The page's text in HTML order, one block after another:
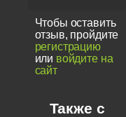
Чтобы оставить
отзыв, пройдите
регистрацию
или войдите на
сайт
Также с